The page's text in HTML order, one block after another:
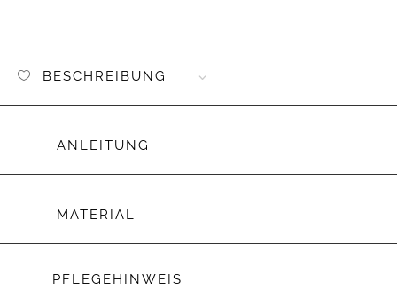
BESCHREIBUNG
ANLEITUNG
MATERIAL
PFLEGEHINWEIS